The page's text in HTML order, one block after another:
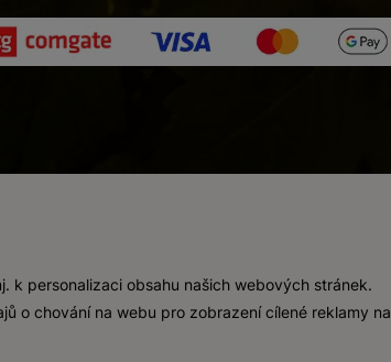
osobám mladším 18 let.
webProgress
k personalizaci obsahu našich webových stránek.
o chování na webu pro zobrazení cílené reklamy na